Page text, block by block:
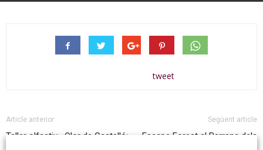
tweet
Article anterior
Taller olfactiu «Olor de Castelló:
Següent article
Escape Forest al Barranc dels